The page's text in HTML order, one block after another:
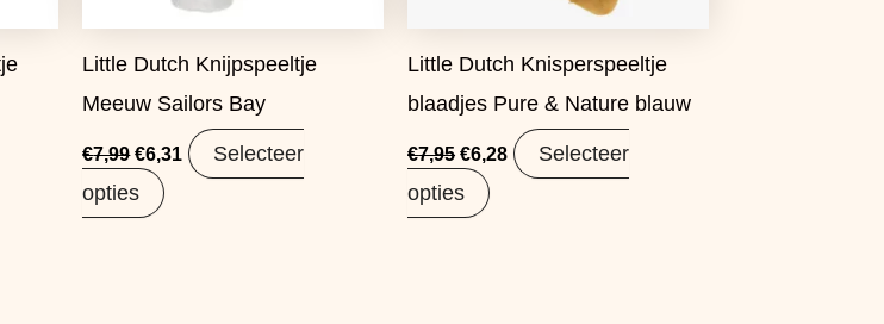
Little Dutch Knijpspeeltje
Meeuw Sailors Bay
€7,99 €6,31
Selecteer
opties
Little Dutch Knisperspeeltje
blaadjes Pure & Nature blauw
€7,95 €6,28
Selecteer
opties